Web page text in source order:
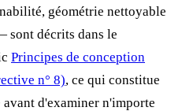
géométrie nettoyable
sont décrits dans le
Principes de conception
n° 8), ce qui constitue
avant d'examiner n'importe